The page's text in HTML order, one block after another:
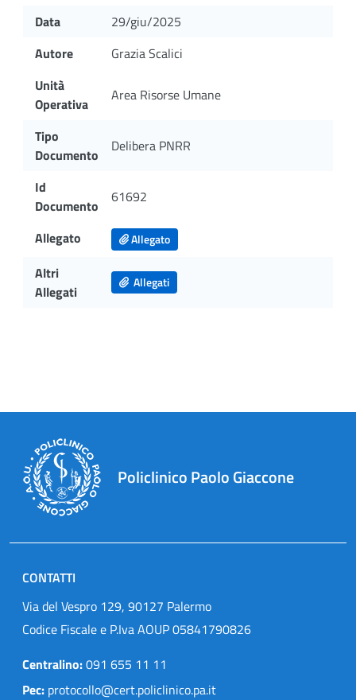
Data
29/giu/2025
Autore
Grazia Scalici
Unità
Operativa
Area Risorse Umane
Tipo
Documento
Delibera PNRR
Id
Documento
61692
Allegato Allegato
Altri
Allegati
Allegati
Policlinico Paolo Giaccone
CONTATTI
Via del Vespro 129, 90127 Palermo
Codice Fiscale e P.Iva AOUP 05841790826
Centralino:091 655 11 11
Pec: protocollo@cert.policlinico.pa.it